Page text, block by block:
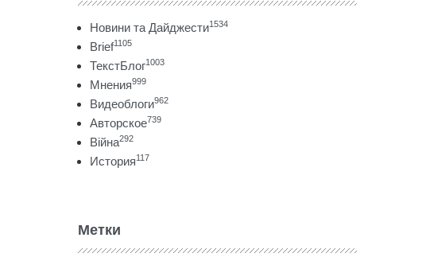
Новини та Дайджести1534
Brief1105
ТекстБлог1003
Мнения999
Видеоблоги962
Авторское739
Війна292
История117
Метки